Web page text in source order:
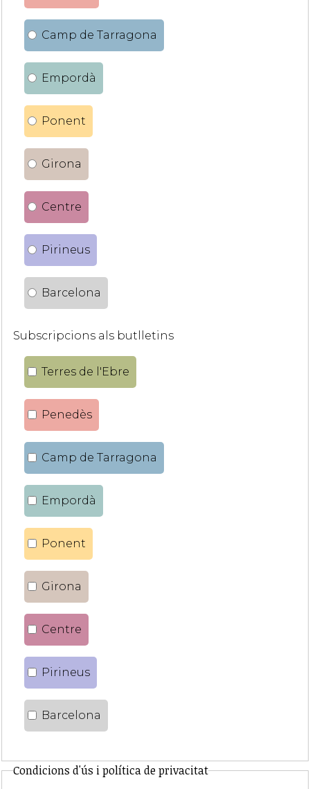
Camp de Tarragona
Empordà
Ponent
Girona
Centre
Pirineus
Barcelona
Subscripcions als butlletins
Terres de l'Ebre
Penedès
Camp de Tarragona
Empordà
Ponent
Girona
Centre
Pirineus
Barcelona
Condicions d'ús i política de privacitat